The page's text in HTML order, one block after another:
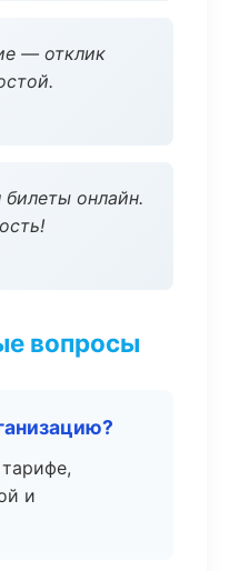
— отклик
онлайн.
вопросы
и